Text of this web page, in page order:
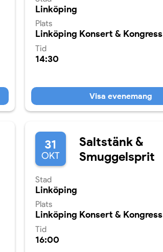
Linköping
Plats
Linköping Konsert & Kongress
Tid
14:30
Visa evenemang
31
OKT
Saltstänk &
Smuggelsprit
Stad
Linköping
Plats
Linköping Konsert & Kongress
Tid
16:00